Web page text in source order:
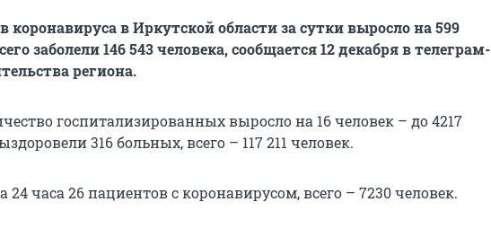
коронавируса в Иркутской области за сутки выросло на 599
заболели 146 543 человека, сообщается 12 декабря в телеграм-
региона.
госпитализированных выросло на 16 человек – до 4217
316 больных, всего – 117 211 человек.
24 часа 26 пациентов с коронавирусом, всего – 7230 человек.